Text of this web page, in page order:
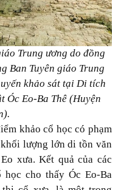
Trung ương do đồng
Ban Tuyên giáo Trung
khảo sát tại Di tích
Óc Eo-Ba Thê (Huyện
khảo cổ học có phạm
lượng lớn di tồn văn
xưa. Kết quả của các
cho thấy Óc Eo-Ba